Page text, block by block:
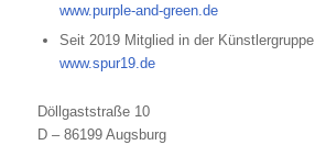
www.purple-and-green.de
Seit 2019 Mitglied in der Künstlergruppe
www.spur19.de
Döllgaststraße 10
D – 86199 Augsburg